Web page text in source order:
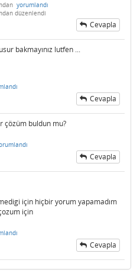
yorumlandı
düzenlendi
Cevapla
bakmayınız lutfen ...
Cevapla
çözüm buldun mu?
Cevapla
için hiçbir yorum yapamadım
için
Cevapla